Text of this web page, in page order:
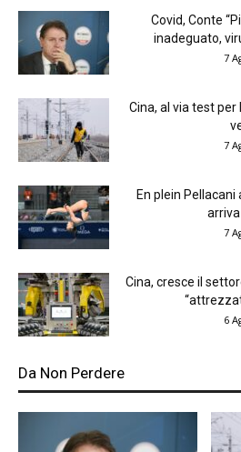
Covid, Conte
inadeguato,
7
Cina, al via test
7
En plein Pellacani
arriva
7
Cina, cresce il
6
Da Non Perdere